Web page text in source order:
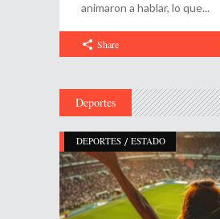
animaron a hablar, lo que
Share
Deportes
DEPORTES / ESTADO